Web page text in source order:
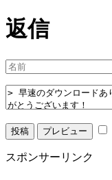
返信
スポンサーリンク